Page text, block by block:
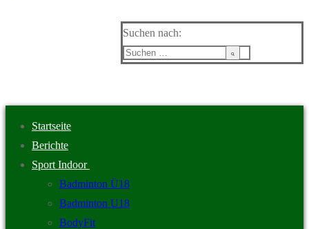
Suchen nach:
Startseite
Berichte
Sport Indoor
Badminton Ü18
Badminton U18
BodyFit